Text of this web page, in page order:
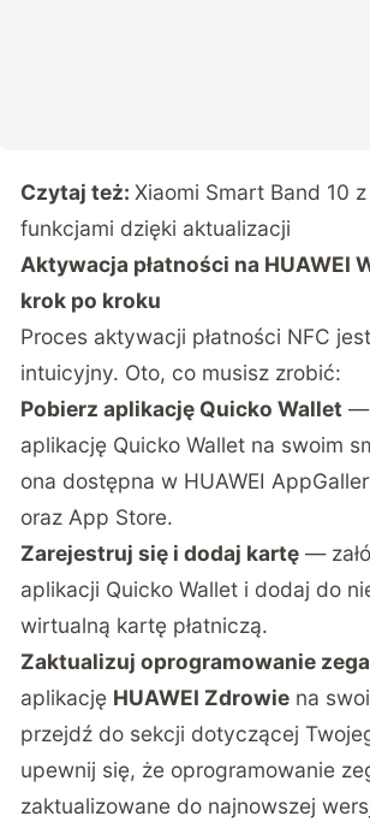
Czytaj też:Xiaomi Smart Band 10
funkcjami dzięki aktualizacji
Aktywacja płatności na HUAWEI
krok po kroku
Proces aktywacji płatności NFC
intuicyjny. Oto, co musisz zrobić:
Pobierz aplikację Quicko Wallet —
aplikację Quicko Wallet na swoim
ona dostępna w HUAWEI
oraz App Store.
Zarejestruj się i dodaj kartę —
aplikacji Quicko Wallet i dodaj do
wirtualną kartę płatniczą.
Zaktualizuj oprogramowanie
aplikację HUAWEI Zdrowie na
przejdź do sekcji dotyczącej
upewnij się, że oprogramowanie
zaktualizowane do najnowszej